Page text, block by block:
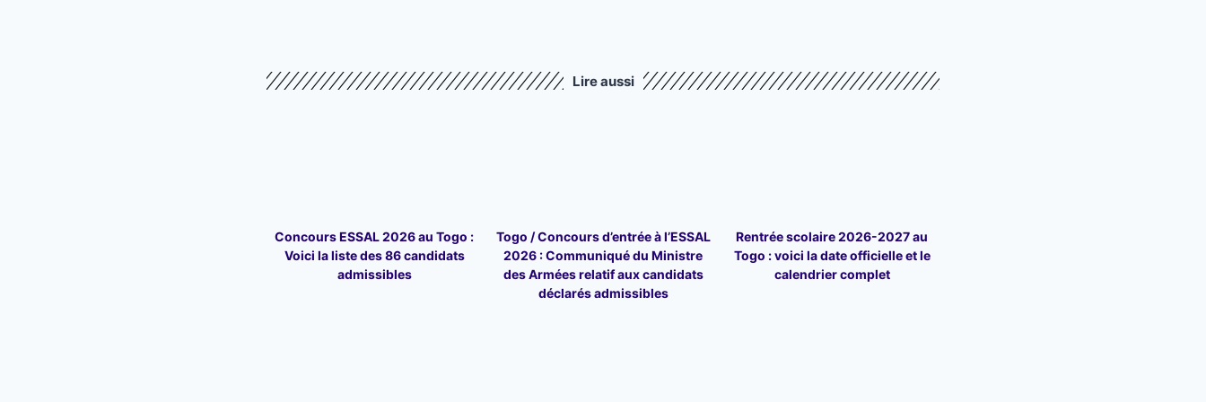
Lire aussi
Concours ESSAL 2026 au Togo :
Voici la liste des 86 candidats
admissibles
Togo / Concours d’entrée à l’ESSAL
2026 : Communiqué du Ministre
des Armées relatif aux candidats
déclarés admissibles
Rentrée scolaire 2026-2027 au
Togo : voici la date officielle et le
calendrier complet